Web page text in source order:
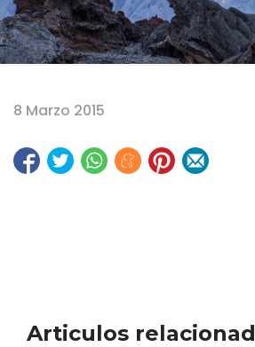
8 Marzo 2015
Articulos